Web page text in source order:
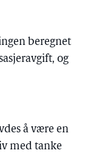
beregnet
og
å være en
med tanke